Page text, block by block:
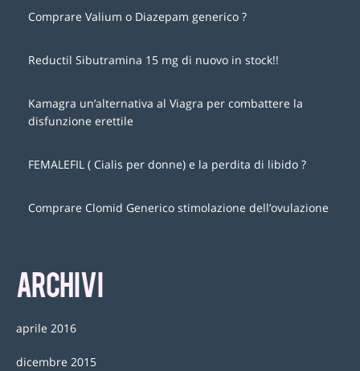
Comprare Valium o Diazepam generico ?
Reductil Sibutramina 15 mg di nuovo in stock!!
Kamagra un’alternativa al Viagra per combattere la
disfunzione erettile
FEMALEFIL ( Cialis per donne) e la perdita di libido ?
Comprare Clomid Generico stimolazione dell’ovulazione
ARCHIVI
aprile 2016
dicembre 2015